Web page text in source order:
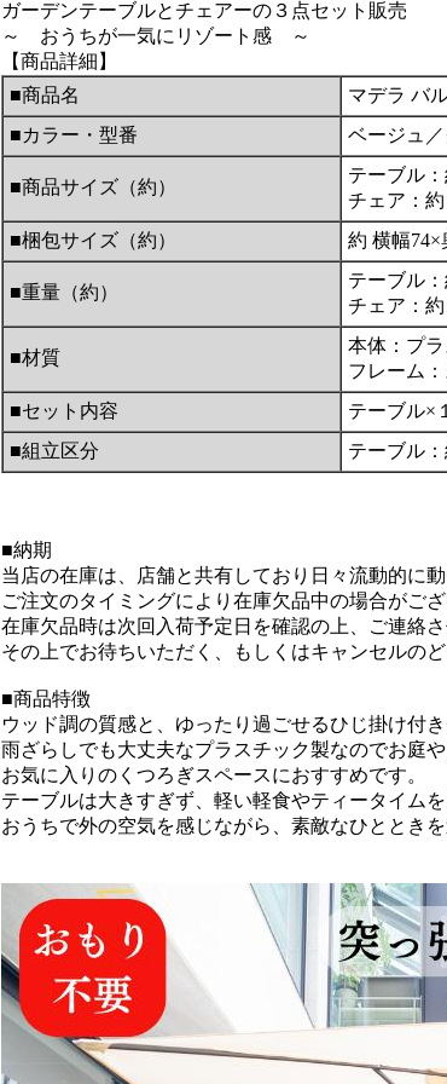
ガーデンテーブルとチェアーの３点セット販売
～ おうちが一気にリゾート感 ～
【商品詳細】
■商品名
マデラ バ
■カラー・型番
ベージュ
■商品サイズ（約）
テーブル
チェア：約
■梱包サイズ（約）
約 横幅74×
■重量（約）
テーブル
チェア：約
■材質
本体：プ
フレーム
■セット内容
テーブル×
■組立区分
テーブル
■納期
当店の在庫は、店舗と共有しており日々流動的に動
ご注文のタイミングにより在庫欠品中の場合がござ
在庫欠品時は次回入荷予定日を確認の上、ご連絡さ
その上でお待ちいただく、もしくはキャンセルの
■商品特徴
ウッド調の質感と、ゆったり過ごせるひじ掛け付
雨ざらしでも大丈夫なプラスチック製なのでお庭
お気に入りのくつろぎスペースにおすすめです。
テーブルは大きすぎず、軽い軽食やティータイム
おうちで外の空気を感じながら、素敵なひとときを